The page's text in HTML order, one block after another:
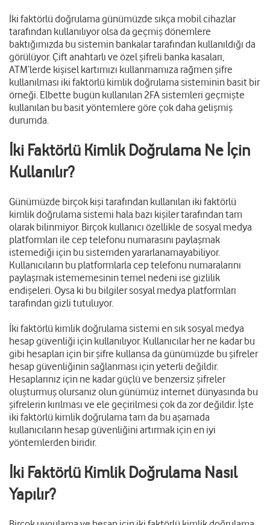
İki faktörlü doğrulama günümüzde sıkça mobil cihazlar
tarafından kullanılıyor olsa da geçmiş dönemlere
baktığımızda bu sistemin bankalar tarafından kullanıldığı da
görülüyor. Çift anahtarlı ve özel şifreli banka kasaları,
ATM’lerde kişisel kartımızı kullanmamıza rağmen şifre
kullanılması iki faktörlü kimlik doğrulama sisteminin basit bir
örneği. Elbette bugün kullanılan 2FA sistemleri geçmişte
kullanılan bu basit yöntemlere göre çok daha gelişmiş
durumda.
İki Faktörlü Kimlik Doğrulama Ne İçin
Kullanılır?
Günümüzde birçok kişi tarafından kullanılan iki faktörlü
kimlik doğrulama sistemi hala bazı kişiler tarafından tam
olarak bilinmiyor. Birçok kullanıcı özellikle de sosyal medya
platformları ile cep telefonu numarasını paylaşmak
istemediği için bu sistemden yararlanamayabiliyor.
Kullanıcıların bu platformlarla cep telefonu numaralarını
paylaşmak istememesinin temel nedeni ise gizlilik
endişeleri. Oysa ki bu bilgiler sosyal medya platformları
tarafından gizli tutuluyor.
İki faktörlü kimlik doğrulama sistemi en sık sosyal medya
hesap güvenliği için kullanılıyor. Kullanıcılar her ne kadar bu
gibi hesapları için bir şifre kullansa da günümüzde bu şifreler
hesap güvenliğinin sağlanması için yeterli değildir.
Hesaplarınız için ne kadar güçlü ve benzersiz şifreler
oluşturmuş olursanız olun günümüz internet dünyasında bu
şifrelerin kırılması ve ele geçirilmesi çok da zor değildir. İşte
iki faktörlü kimlik doğrulama tam da bu aşamada
kullanıcıların hesap güvenliğini artırmak için en iyi
yöntemlerden biridir.
İki Faktörlü Kimlik Doğrulama Nasıl
Yapılır?